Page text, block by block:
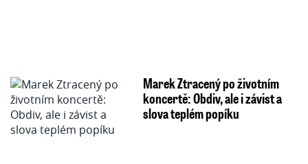
Marek Ztracený po životním
koncertě: Obdiv, ale i závist a
slova teplém popíku